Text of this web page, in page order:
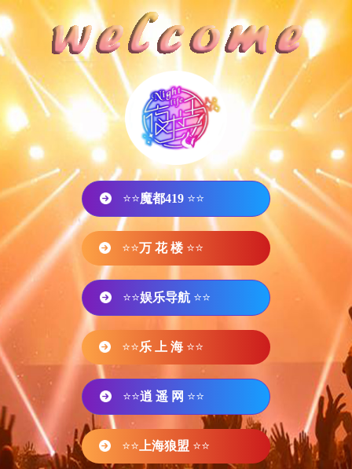
⭐⭐魔都419 ⭐⭐
⭐⭐万 花 楼 ⭐⭐
⭐⭐娱乐导航 ⭐⭐
⭐⭐乐 上 海 ⭐⭐
⭐⭐逍 遥 网 ⭐⭐
⭐⭐ 上海狼盟 ⭐⭐